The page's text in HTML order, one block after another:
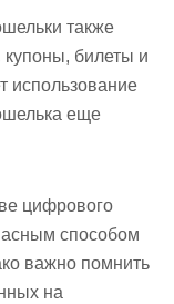
также
купоны, билеты и
использование
еще
цифрового
способом
важно помнить
на